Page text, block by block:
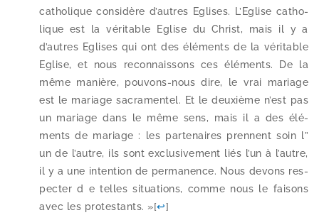
catho­lique consi­dère d’autres Eglises. L’Eglise catho­
lique est la véri­table Eglise du Christ, mais il y a
d’autres Eglises qui ont des élé­ments de la véri­table
Eglise, et nous recon­nais­sons ces élé­ments. De la
même manière, pouvons-​nous dire, le vrai mariage
est le mariage sacra­men­tel. Et le deuxième n’est pas
un mariage dans le même sens, mais il a des élé­
ments de mariage : les par­te­naires prennent soin l”
un de l’autre, ils sont exclu­si­ve­ment liés l’un à l’autre,
il y a une inten­tion de per­ma­nence. Nous devons res­
pec­ter d e telles situa­tions, comme nous le fai­sons
avec les pro­tes­tants. »[↩]